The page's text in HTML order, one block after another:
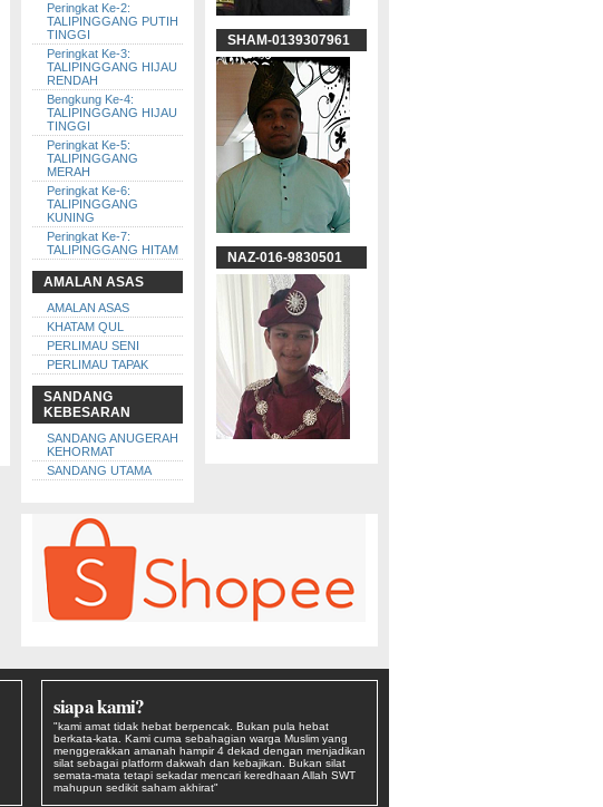
Peringkat Ke-2:
TALIPINGGANG PUTIH
TINGGI
Peringkat Ke-3:
TALIPINGGANG HIJAU
RENDAH
Bengkung Ke-4:
TALIPINGGANG HIJAU
TINGGI
Peringkat Ke-5:
TALIPINGGANG
MERAH
Peringkat Ke-6:
TALIPINGGANG
KUNING
Peringkat Ke-7:
TALIPINGGANG HITAM
AMALAN ASAS
AMALAN ASAS
KHATAM QUL
PERLIMAU SENI
PERLIMAU TAPAK
SANDANG
KEBESARAN
SANDANG ANUGERAH
KEHORMAT
SANDANG UTAMA
SHAM-0139307961
NAZ-016-9830501
siapa kami?
"kami amat tidak hebat berpencak. Bukan pula hebat
berkata-kata. Kami cuma sebahagian warga Muslim yang
menggerakkan amanah hampir 4 dekad dengan menjadikan
silat sebagai platform dakwah dan kebajikan. Bukan silat
semata-mata tetapi sekadar mencari keredhaan Allah SWT
mahupun sedikit saham akhirat"